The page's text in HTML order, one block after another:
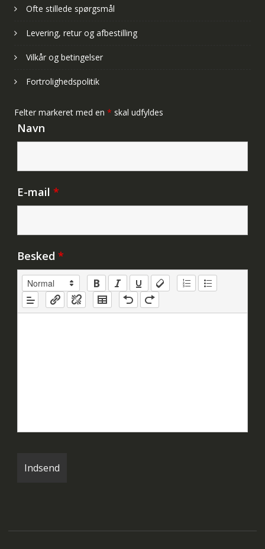
Ofte stillede spørgsmål
Levering, retur og afbestilling
Vilkår og betingelser
Fortrolighedspolitik
Felter markeret med en * skal udfyldes
Navn
E-mail *
Besked *